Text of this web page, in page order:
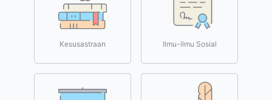
Kesusastraan Ilmu-ilmu Sosial